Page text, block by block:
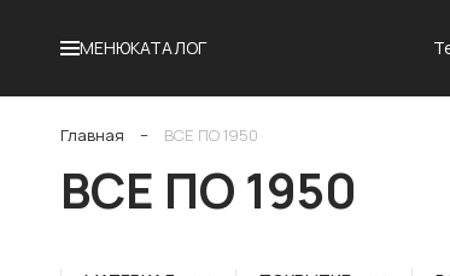
МЕНЮКАТАЛОГ
Главная − ВСЕ ПО 1950
ВСЕ ПО 1950